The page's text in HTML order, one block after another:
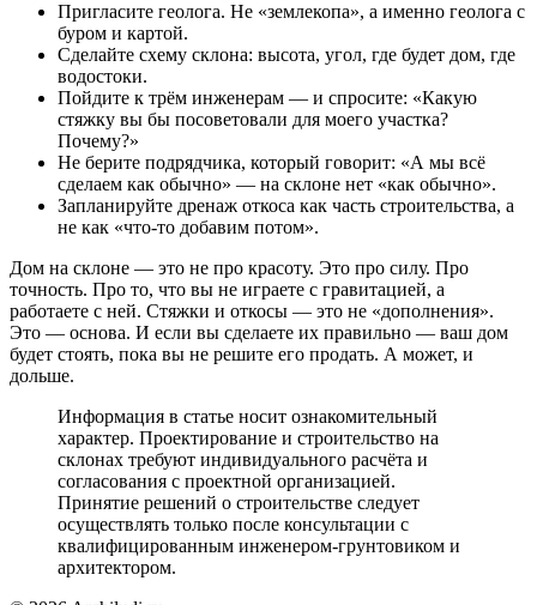
Пригласите геолога. Не «землекопа», а именно геолога с
буром и картой.
Сделайте схему склона: высота, угол, где будет дом, где
водостоки.
Пойдите к трём инженерам — и спросите: «Какую
стяжку вы бы посоветовали для моего участка?
Почему?»
Не берите подрядчика, который говорит: «А мы всё
сделаем как обычно» — на склоне нет «как обычно».
Запланируйте дренаж откоса как часть строительства, а
не как «что-то добавим потом».
Дом на склоне — это не про красоту. Это про силу. Про
точность. Про то, что вы не играете с гравитацией, а
работаете с ней. Стяжки и откосы — это не «дополнения».
Это — основа. И если вы сделаете их правильно — ваш дом
будет стоять, пока вы не решите его продать. А может, и
дольше.
Информация в статье носит ознакомительный
характер. Проектирование и строительство на
склонах требуют индивидуального расчёта и
согласования с проектной организацией.
Принятие решений о строительстве следует
осуществлять только после консультации с
квалифицированным инженером-грунтовиком и
архитектором.